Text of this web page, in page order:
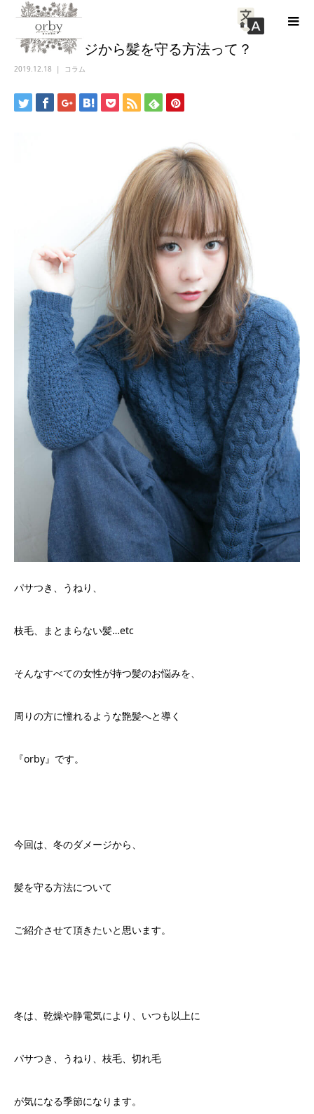
冬のダメージから髪を守る方法って？
2019.12.18 コラム
パサつき、うねり、
枝毛、まとまらない髪…etc
そんなすべての女性が持つ髪のお悩みを、
周りの方に憧れるような艶髪へと導く
『orby』です。
今回は、冬のダメージから、
髪を守る方法について
ご紹介させて頂きたいと思います。
冬は、乾燥や静電気により、いつも以上に
パサつき、うねり、枝毛、切れ毛
が気になる季節になります。